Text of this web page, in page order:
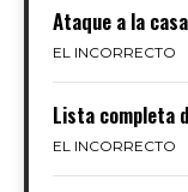
Ataque a la
EL INCORRECTO
Lista completa
EL INCORRECTO